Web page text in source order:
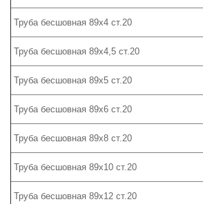
Труба бесшовная 89х4 ст.20
Труба бесшовная 89х4,5 ст.20
Труба бесшовная 89х5 ст.20
Труба бесшовная 89х6 ст.20
Труба бесшовная 89х8 ст.20
Труба бесшовная 89х10 ст.20
Труба бесшовная 89х12 ст.20